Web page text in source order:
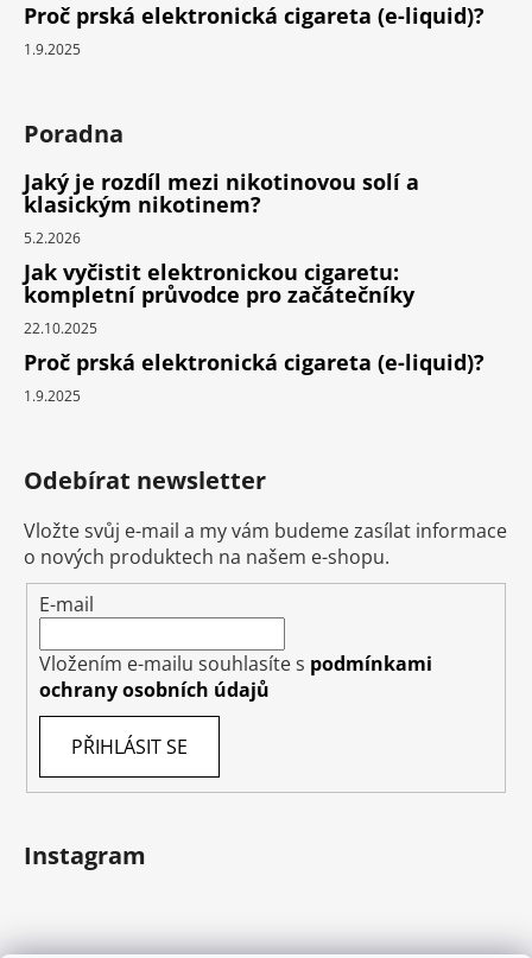
Proč prská elektronická cigareta (e-liquid)?
1.9.2025
Poradna
Jaký je rozdíl mezi nikotinovou solí a
klasickým nikotinem?
5.2.2026
Jak vyčistit elektronickou cigaretu:
kompletní průvodce pro začátečníky
22.10.2025
Proč prská elektronická cigareta (e-liquid)?
1.9.2025
Odebírat newsletter
Vložte svůj e-mail a my vám budeme zasílat informace
o nových produktech na našem e-shopu.
E-mail
Vložením e-mailu souhlasíte s podmínkami
ochrany osobních údajů
PŘIHLÁSIT SE
Instagram